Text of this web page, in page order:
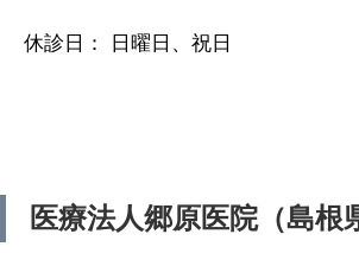
休診日： 日曜日、祝日
医療法人郷原医院（島根